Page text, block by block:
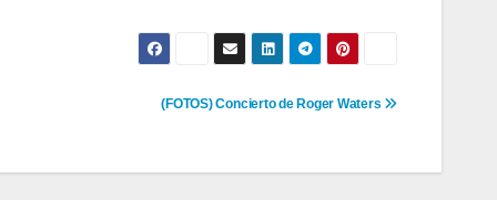
(FOTOS) Concierto de Roger Waters